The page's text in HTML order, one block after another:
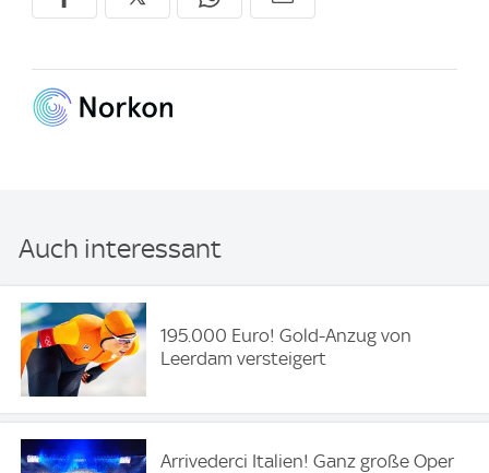
Auch interessant
195.000 Euro! Gold-Anzug von
Leerdam versteigert
Arrivederci Italien! Ganz große Oper